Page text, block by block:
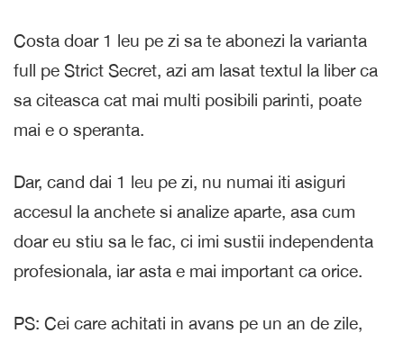
Costa doar 1 leu pe zi sa te abonezi la varianta
full pe Strict Secret, azi am lasat textul la liber ca
sa citeasca cat mai multi posibili parinti, poate
mai e o speranta.
Dar, cand dai 1 leu pe zi, nu numai iti asiguri
accesul la anchete si analize aparte, asa cum
doar eu stiu sa le fac, ci imi sustii independenta
profesionala, iar asta e mai important ca orice.
PS: Cei care achitati in avans pe un an de zile,